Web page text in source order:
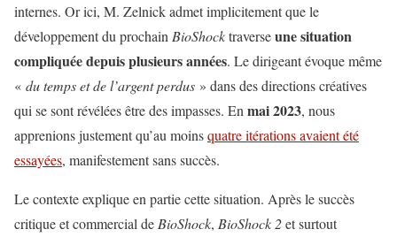
internes. Or ici, M. Zelnick admet implicitement que le
développement du prochain BioShocktraverseune situation
compliquée depuis plusieurs années. Le dirigeant évoque même
« du temps et de l’argent perdus » dans des directions créatives
qui se sont révélées être des impasses. En mai 2023, nous
apprenions justement qu’au moinsquatre itérations avaient été
essayées, manifestement sans succès.
Le contexte explique en partie cette situation. Après le succès
critique et commercial de BioShock, BioShock 2et surtout